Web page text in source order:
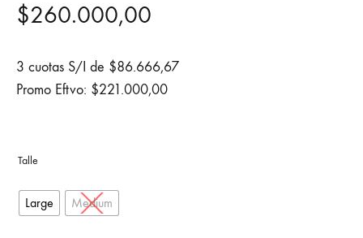
$260.000,00
3 cuotas S/I de $86.666,67
Promo Eftvo: $221.000,00
Large Medium